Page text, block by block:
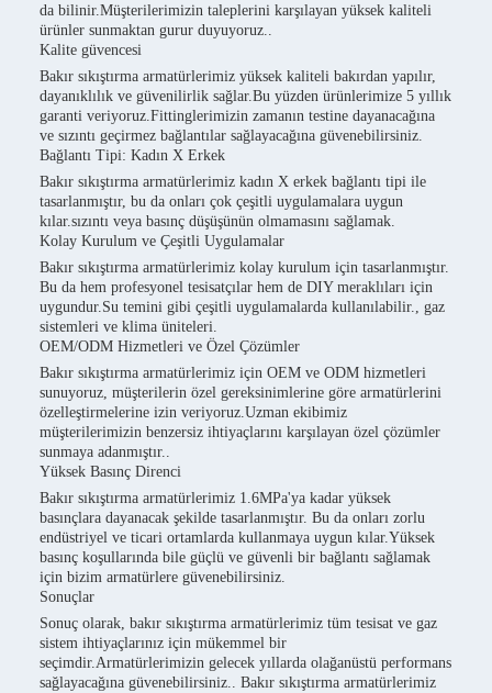
da bilinir.Müşterilerimizin taleplerini karşılayan yüksek kaliteli
ürünler sunmaktan gurur duyuyoruz..
Kalite güvencesi
Bakır sıkıştırma armatürlerimiz yüksek kaliteli bakırdan yapılır,
dayanıklılık ve güvenilirlik sağlar.Bu yüzden ürünlerimize 5 yıllık
garanti veriyoruz.Fittinglerimizin zamanın testine dayanacağına
ve sızıntı geçirmez bağlantılar sağlayacağına güvenebilirsiniz.
Bağlantı Tipi: Kadın X Erkek
Bakır sıkıştırma armatürlerimiz kadın X erkek bağlantı tipi ile
tasarlanmıştır, bu da onları çok çeşitli uygulamalara uygun
kılar.sızıntı veya basınç düşüşünün olmamasını sağlamak.
Kolay Kurulum ve Çeşitli Uygulamalar
Bakır sıkıştırma armatürlerimiz kolay kurulum için tasarlanmıştır.
Bu da hem profesyonel tesisatçılar hem de DIY meraklıları için
uygundur.Su temini gibi çeşitli uygulamalarda kullanılabilir., gaz
sistemleri ve klima üniteleri.
OEM/ODM Hizmetleri ve Özel Çözümler
Bakır sıkıştırma armatürlerimiz için OEM ve ODM hizmetleri
sunuyoruz, müşterilerin özel gereksinimlerine göre armatürlerini
özelleştirmelerine izin veriyoruz.Uzman ekibimiz
müşterilerimizin benzersiz ihtiyaçlarını karşılayan özel çözümler
sunmaya adanmıştır..
Yüksek Basınç Direnci
Bakır sıkıştırma armatürlerimiz 1.6MPa'ya kadar yüksek
basınçlara dayanacak şekilde tasarlanmıştır. Bu da onları zorlu
endüstriyel ve ticari ortamlarda kullanmaya uygun kılar.Yüksek
basınç koşullarında bile güçlü ve güvenli bir bağlantı sağlamak
için bizim armatürlere güvenebilirsiniz.
Sonuçlar
Sonuç olarak, bakır sıkıştırma armatürlerimiz tüm tesisat ve gaz
sistem ihtiyaçlarınız için mükemmel bir
seçimdir.Armatürlerimizin gelecek yıllarda olağanüstü performans
sağlayacağına güvenebilirsiniz.. Bakır sıkıştırma armatürlerimiz